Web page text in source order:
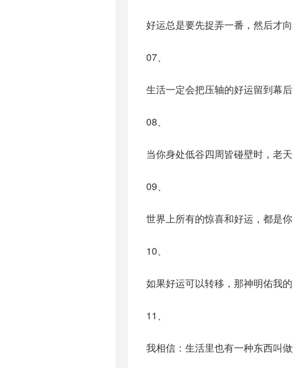
好运总是要先捉弄一番，然后才向
07、
生活一定会把压轴的好运留到幕
08、
当你身处低谷四周皆碰壁时，老
09、
世界上所有的惊喜和好运，都是
10、
如果好运可以转移，那神明佑我
11、
我相信：生活里也有一种东西叫